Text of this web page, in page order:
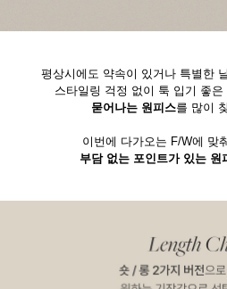
평상시에도 약속이 있거나 특별한
스타일링 걱정 없이 툭 입기 좋은
묻어나는 원피스를 많이
이번에 다가오는 F/W에 맞
부담 없는 포인트가 있는 원